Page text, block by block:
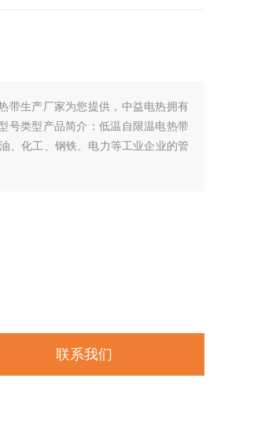
带生产厂家为您提供，中益电热拥有
号类型产品简介：低温自限温电热带
、化工、钢铁、电力等工业企业的管
联系我们